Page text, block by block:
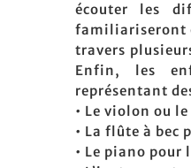
écouter les
familiariseront
travers
Enfin, les
représentant
• Le violon ou
• La flûte à bec
• Le piano pour